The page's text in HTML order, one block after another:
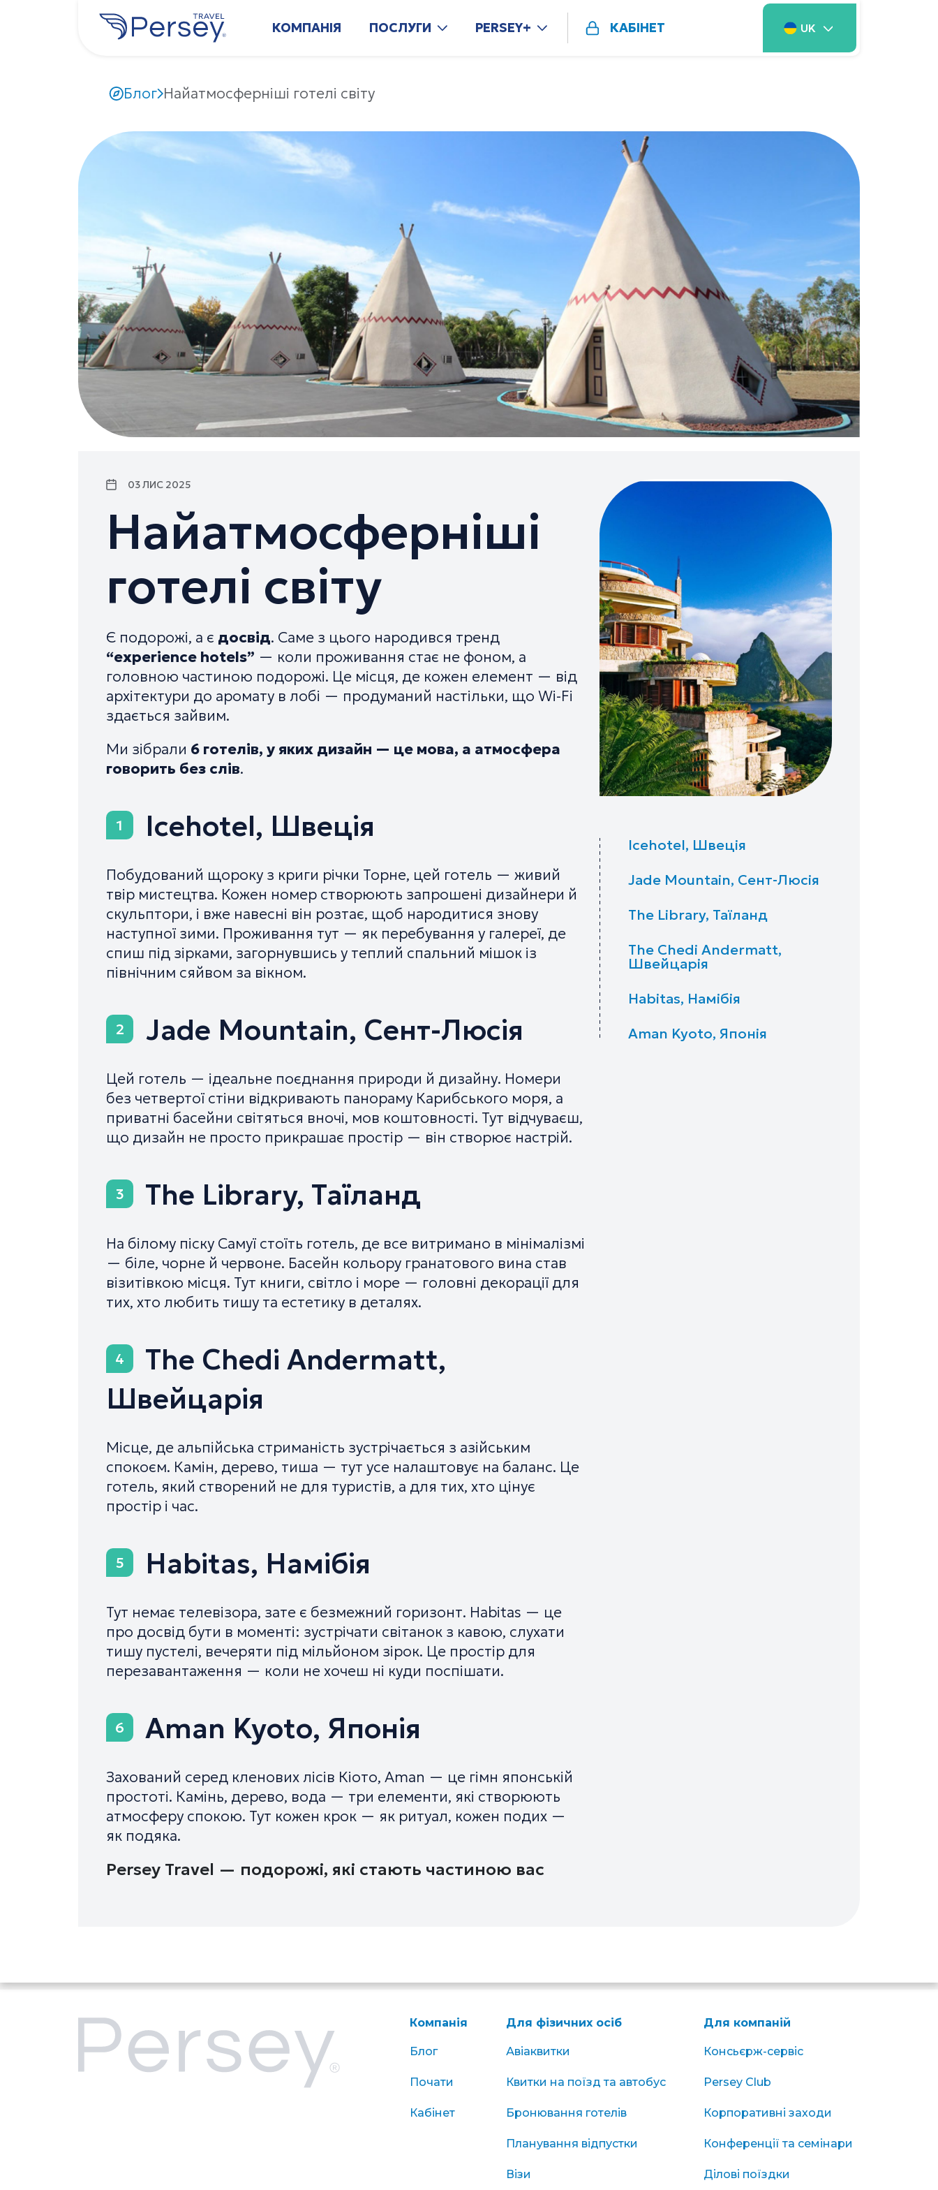
КОМПАНІЯ ПОСЛУГИ PERSEY+ КАБІНЕТ UK
Блог Найатмосферніші готелі світу
03 ЛИС 2025
Найатмосферніші
готелі світу
Є подорожі, а є досвід. Саме з цього народився тренд
“experience hotels” — коли проживання стає не фоном, а
головною частиною подорожі. Це місця, де кожен елемент — від
архітектури до аромату в лобі — продуманий настільки, що Wi-Fi
здається зайвим.
Ми зібрали 6 готелів, у яких дизайн — це мова, а атмосфера
говорить без слів.
1 Icehotel, Швеція
Побудований щороку з криги річки Торне, цей готель — живий
твір мистецтва. Кожен номер створюють запрошені дизайнери й
скульптори, і вже навесні він розтає, щоб народитися знову
наступної зими. Проживання тут — як перебування у галереї, де
спиш під зірками, загорнувшись у теплий спальний мішок із
північним сяйвом за вікном.
2 Jade Mountain, Сент-Люсія
Цей готель — ідеальне поєднання природи й дизайну. Номери
без четвертої стіни відкривають панораму Карибського моря, а
приватні басейни світяться вночі, мов коштовності. Тут відчуваєш,
що дизайн не просто прикрашає простір — він створює настрій.
3 The Library, Таїланд
На білому піску Самуї стоїть готель, де все витримано в мінімалізмі
— біле, чорне й червоне. Басейн кольору гранатового вина став
візитівкою місця. Тут книги, світло і море — головні декорації для
тих, хто любить тишу та естетику в деталях.
4
The Chedi Andermatt,
Швейцарія
Місце, де альпійська стриманість зустрічається з азійським
спокоєм. Камін, дерево, тиша — тут усе налаштовує на баланс. Це
готель, який створений не для туристів, а для тих, хто цінує
простір і час.
5 Habitas, Намібія
Тут немає телевізора, зате є безмежний горизонт. Habitas — це
про досвід бути в моменті: зустрічати світанок з кавою, слухати
тишу пустелі, вечеряти під мільйоном зірок. Це простір для
перезавантаження — коли не хочеш ні куди поспішати.
6 Aman Kyoto, Японія
Захований серед кленових лісів Кіото, Aman — це гімн японській
простоті. Камінь, дерево, вода — три елементи, які створюють
атмосферу спокою. Тут кожен крок — як ритуал, кожен подих —
як подяка.
Persey Travel — подорожі, які стають частиною вас
Icehotel, Швеція
Jade Mountain, Сент-Люсія
The Library, Таїланд
The Chedi Andermatt,
Швейцарія
Habitas, Намібія
Aman Kyoto, Японія
Компанія
Блог
Почати
Кабінет
Для фізичних осіб
Авіаквитки
Квитки на поїзд та автобус
Бронювання готелів
Планування відпустки
Візи
Для компаній
Консьєрж-сервіс
Persey Club
Корпоративні заходи
Конференції та семінари
Ділові поїздки